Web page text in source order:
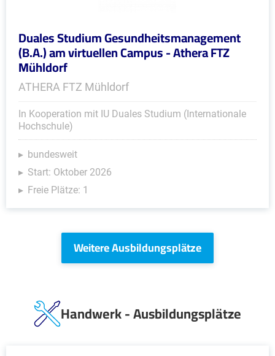
Duales Studium Gesundheitsmanagement
(B.A.) am virtuellen Campus - Athera FTZ
Mühldorf
ATHERA FTZ Mühldorf
In Kooperation mit IU Duales Studium (Internationale
Hochschule)
bundesweit
Start: Oktober 2026
Freie Plätze: 1
Weitere Ausbildungsplätze
Handwerk - Ausbildungsplätze